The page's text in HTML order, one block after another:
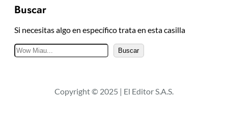
Buscar
Si necesitas algo en específico trata en esta casilla
B
u
a
Buscar
Copyright © 2025 | El Editor S.A.S.